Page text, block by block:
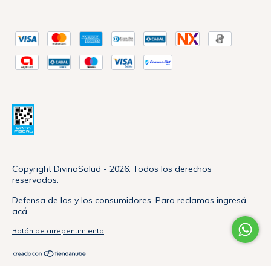
Copyright DivinaSalud - 2026. Todos los derechos
reservados.
Defensa de las y los consumidores. Para reclamos ingresá
acá.
Botón de arrepentimiento